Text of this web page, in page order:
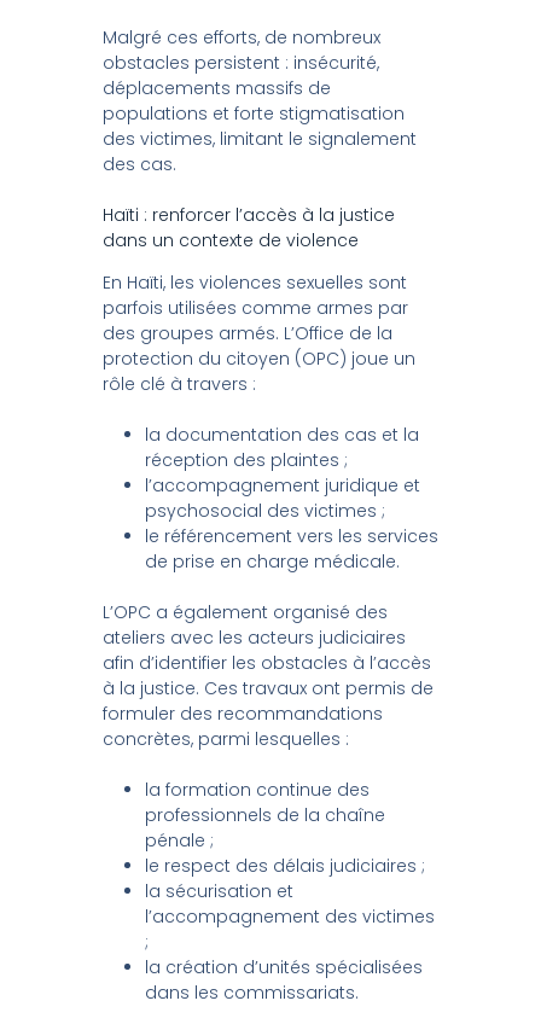
Malgré ces efforts, de nombreux
obstacles persistent : insécurité,
déplacements massifs de
populations et forte stigmatisation
des victimes, limitant le signalement
des cas.
Haïti : renforcer l’accès à la justice
dans un contexte de violence
En Haïti, les violences sexuelles sont
parfois utilisées comme armes par
des groupes armés. L’Office de la
protection du citoyen (OPC) joue un
rôle clé à travers :
la documentation des cas et la
réception des plaintes ;
l’accompagnement juridique et
psychosocial des victimes ;
le référencement vers les services
de prise en charge médicale.
L’OPC a également organisé des
ateliers avec les acteurs judiciaires
afin d’identifier les obstacles à l’accès
à la justice. Ces travaux ont permis de
formuler des recommandations
concrètes, parmi lesquelles :
la formation continue des
professionnels de la chaîne
pénale ;
le respect des délais judiciaires ;
la sécurisation et
l’accompagnement des victimes
;
la création d’unités spécialisées
dans les commissariats.